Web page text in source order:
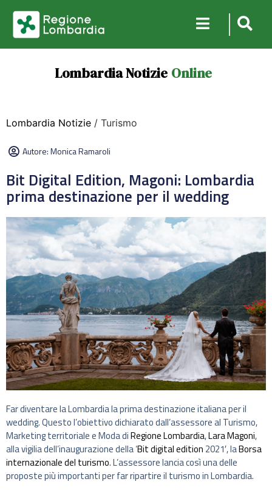
Lombardia Notizie Online
Lombardia Notizie / Turismo
Autore:Monica Ramaroli
Bit Digital Edition, Magoni: Lombardia
prima destinazione per il wedding
Far diventare la Lombardia la prima destinazione italiana per il
wedding. Questo l’obiettivo dichiarato dall’assessore al Turismo,
Marketing territoriale e Moda diRegione Lombardia,Lara Magoni,
alla vigilia dell’inaugurazione della ‘Bit digital edition 2021′, laBorsa
internazionale del turismo. L’assessore lancia così una delle
proposte più importanti per far ripartire il turismo in Lombardia.